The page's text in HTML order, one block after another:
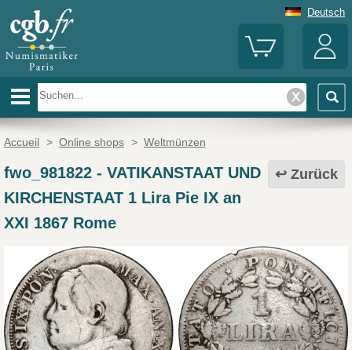
Deutsch
Accueil > Online shops > Weltmünzen
Zurück
fwo_981822- VATIKANSTAAT UND
KIRCHENSTAAT 1 Lira Pie IX an
XXI 1867 Rome